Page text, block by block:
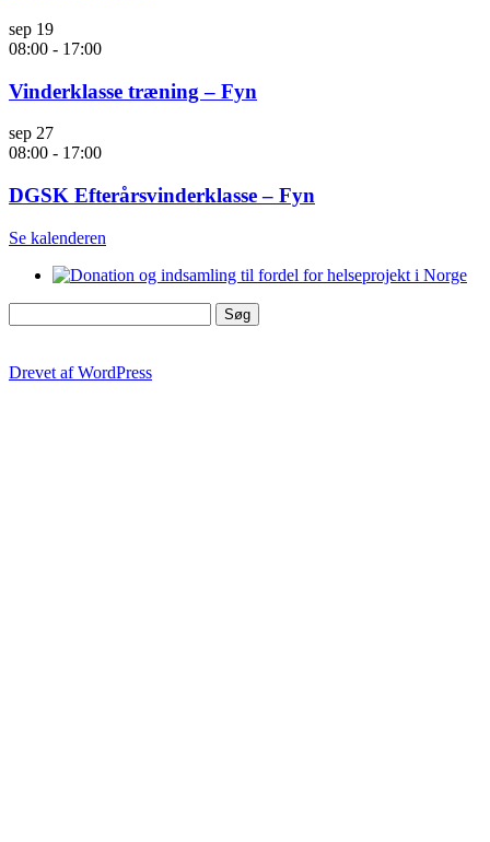
sep 19
08:00 - 17:00
Vinderklasse træning – Fyn
sep 27
08:00 - 17:00
DGSK Efterårsvinderklasse – Fyn
Se kalenderen
efter:
Drevet af WordPress